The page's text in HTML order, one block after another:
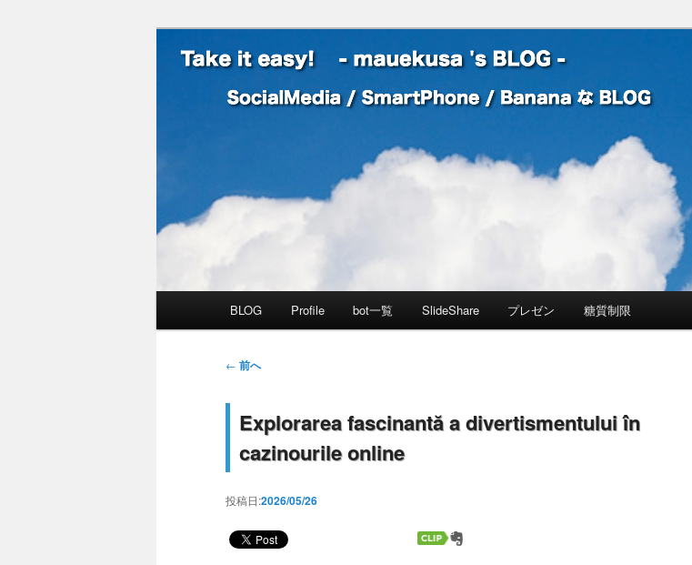
Take it easy! – mauekusa 's BLOG -
メインコンテンツへ移動
サブコンテンツへ移動
BLOG Profile bot一覧 SlideShare プレゼン 糖質制限
投稿ナビゲーション
← 前へ
Explorarea fascinantă a divertismentului în
cazinourile online
投稿日:2026/05/26